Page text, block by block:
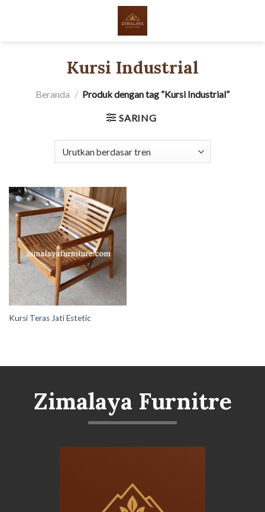
Kursi Industrial
Beranda / Produk dengan tag “Kursi Industrial”
SARING
Kursi Teras Jati Estetic
Zimalaya Furnitre